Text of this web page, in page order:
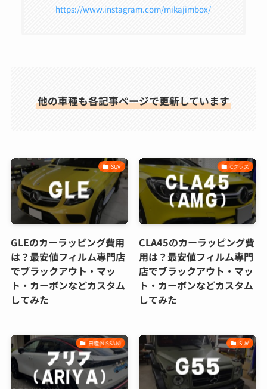
https://www.instagram.com/mikajimbox/
他の車種も各記事ページで更新しています
SUV
GLEのカーラッピング費用
は？最安値フィルム専門店
でブラックアウト・マッ
ト・カーボンなどカスタム
してみた
Cクラス
CLA45のカーラッピング費
用は？最安値フィルム専門
店でブラックアウト・マッ
ト・カーボンなどカスタム
してみた
日産(NISSAN) SUV